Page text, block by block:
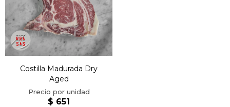
Costilla Madurada Dry
Aged
$ 651